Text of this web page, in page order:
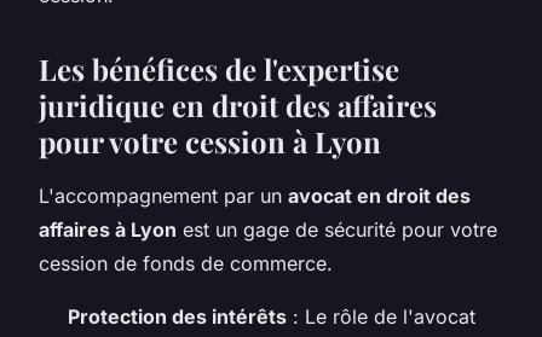
Les bénéfices de l'expertise
juridique en droit des affaires
pour votre cession à Lyon
L'accompagnement par un avocat en droit des
affaires à Lyon est un gage de sécurité pour votre
cession de fonds de commerce.
Protection des intérêts : Le rôle de l'avocat